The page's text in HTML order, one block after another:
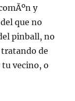
y
que no
pinball, no
tratando de
tu vecino, o